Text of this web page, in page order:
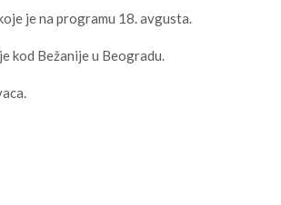
je na programu 18. avgusta.
kod Bežanije u Beogradu.